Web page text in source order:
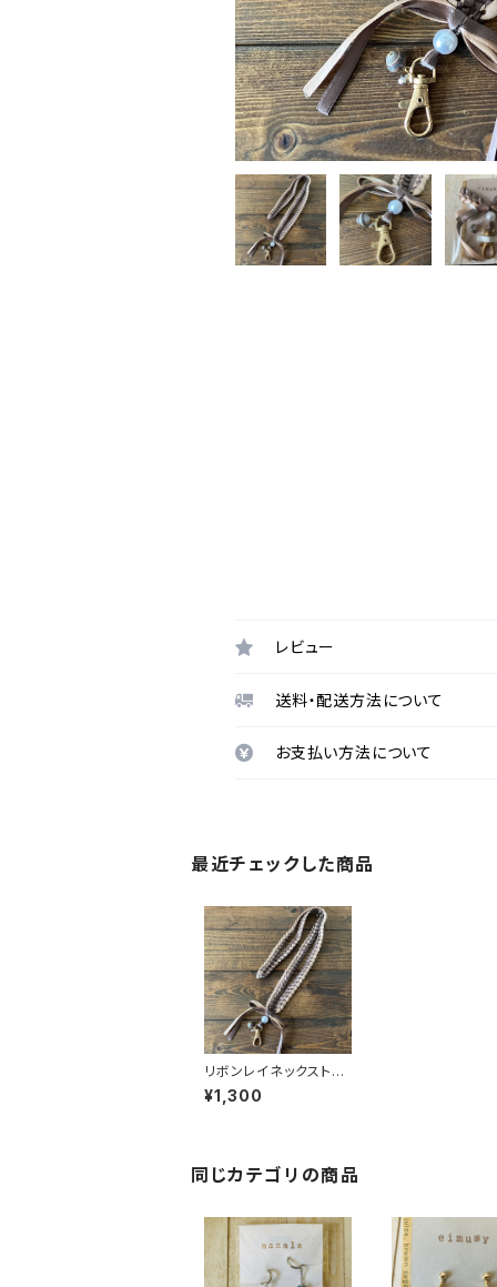
レビュー
送料・配送方法について
お支払い方法について
最近チェックした商品
リボンレイネックストラ
ップ【eimuyアクセサリ
ー部】
¥1,300
同じカテゴリの商品